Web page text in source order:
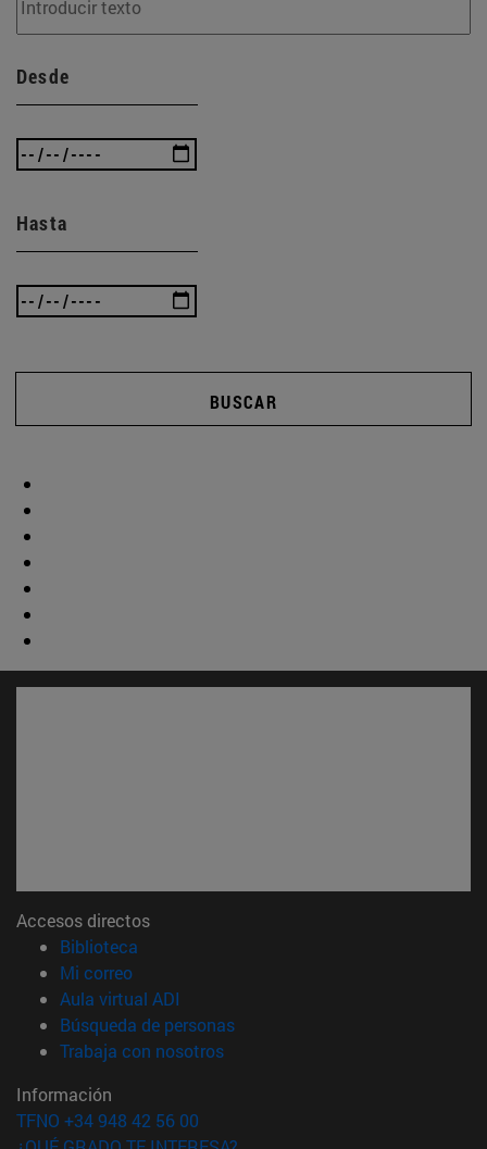
Desde
Hasta
BUSCAR
Accesos directos
Biblioteca
Mi correo(abre en nueva ventana)
Aula virtual ADI
Búsqueda de personas(abre en nueva ventana)
Trabaja con nosotros(abre en nueva ventana)
Información
TFNO +34 948 42 56 00